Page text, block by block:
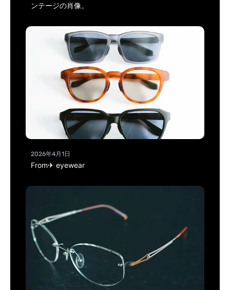
ンテージの肖像。
2026年4月1日
From✈ eyewear